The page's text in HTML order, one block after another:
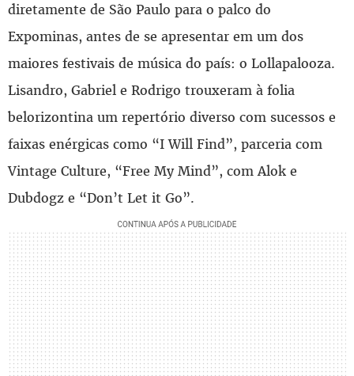
diretamente de São Paulo para o palco do
Expominas, antes de se apresentar em um dos
maiores festivais de música do país: o Lollapalooza.
Lisandro, Gabriel e Rodrigo trouxeram à folia
belorizontina um repertório diverso com sucessos e
faixas enérgicas como “I Will Find”, parceria com
Vintage Culture, “Free My Mind”, com Alok e
Dubdogz e “Don’t Let it Go”.